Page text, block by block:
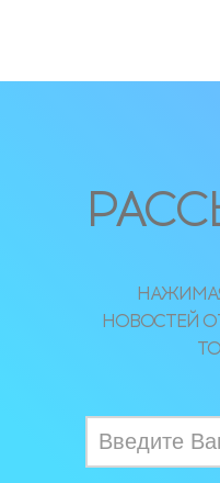
НОВОСТЕЙ ОТ